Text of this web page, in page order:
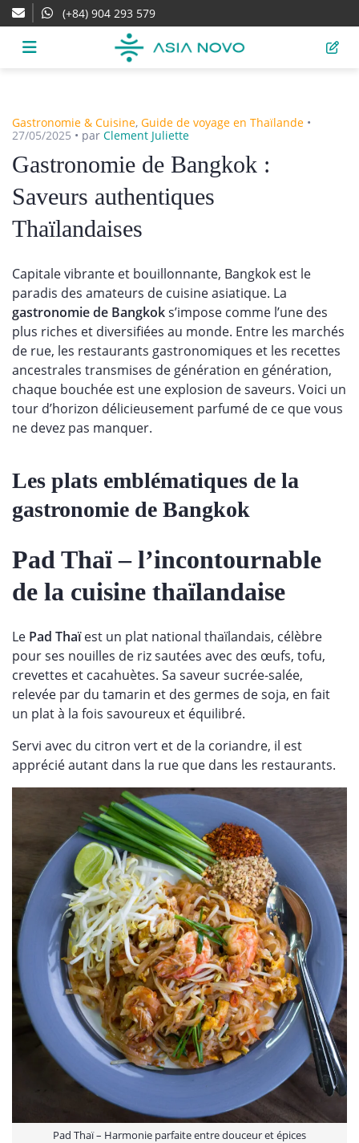
(+84) 904 293 579
Gastronomie & Cuisine, Guide de voyage en Thaïlande •
27/05/2025 • par Clement Juliette
Gastronomie de Bangkok :
Saveurs authentiques
Thaïlandaises
Capitale vibrante et bouillonnante, Bangkok est le
paradis des amateurs de cuisine asiatique. La
gastronomie de Bangkoks’impose comme l’une des
plus riches et diversifiées au monde. Entre les marchés
de rue, les restaurants gastronomiques et les recettes
ancestrales transmises de génération en génération,
chaque bouchée est une explosion de saveurs. Voici un
tour d’horizon délicieusement parfumé de ce que vous
ne devez pas manquer.
Les plats emblématiques de la
gastronomie de Bangkok
Pad Thaï– l’incontournable
de la cuisine thaïlandaise
Le Pad Thaïest un plat national thaïlandais, célèbre
pour ses nouilles de riz sautées avec des œufs, tofu,
crevettes et cacahuètes. Sa saveur sucrée-salée,
relevée par du tamarin et des germes de soja, en fait
un plat à la fois savoureux et équilibré.
Servi avec du citron vert et de la coriandre, il est
apprécié autant dans la rue que dans les restaurants.
Pad Thaï – Harmonie parfaite entre douceur et épices